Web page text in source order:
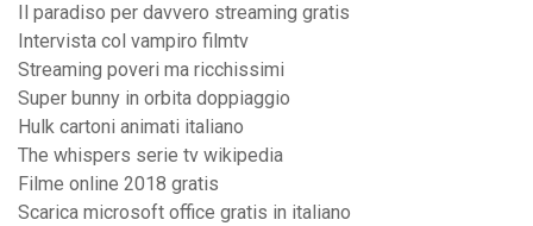
Il paradiso per davvero streaming gratis
Intervista col vampiro filmtv
Streaming poveri ma ricchissimi
Super bunny in orbita doppiaggio
Hulk cartoni animati italiano
The whispers serie tv wikipedia
Filme online 2018 gratis
Scarica microsoft office gratis in italiano